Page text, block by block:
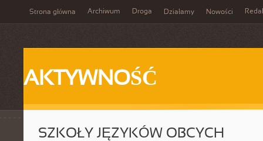
Strona główna Archiwum Droga Działamy Nowości
AKTYWNOŚĆ
SZKOŁY JĘZYKÓW OBCYCH